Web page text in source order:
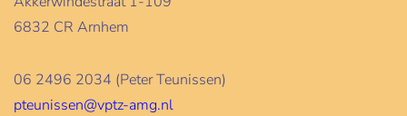
6832 CR Arnhem
06 2496 2034 (Peter Teunissen)
pteunissen@vptz-amg.nl